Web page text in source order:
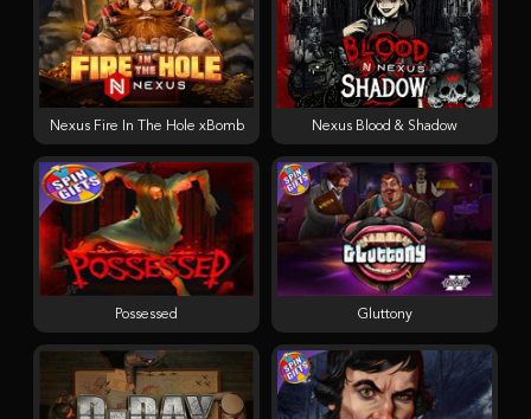
Nexus Blood & Shadow
Nexus Fire In The Hole xBomb
Gluttony
Possessed